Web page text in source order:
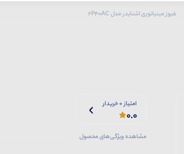
فیوز مینیاتوری اشنایدر مدل 2P40AC
امتیاز 0 خریدار
0.0
مشاهده ویژگی‌های محصول